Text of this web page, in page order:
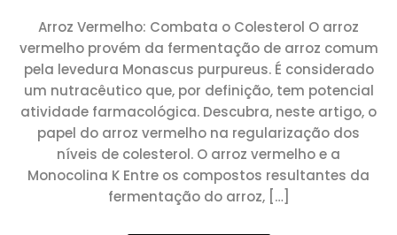
Arroz Vermelho: Combata o Colesterol O arroz
vermelho provém da fermentação de arroz comum
pela levedura Monascus purpureus. É considerado
um nutracêutico que, por definição, tem potencial
atividade farmacológica. Descubra, neste artigo, o
papel do arroz vermelho na regularização dos
níveis de colesterol. O arroz vermelho e a
Monocolina K Entre os compostos resultantes da
fermentação do arroz, […]